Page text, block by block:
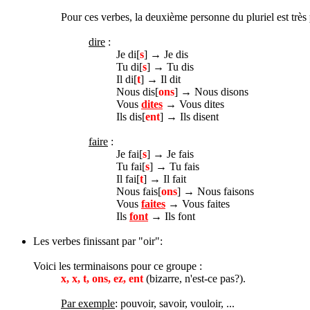
Pour ces verbes, la deuxième personne du pluriel est
dire :
Je di[s] → Je dis
Tu di[s] → Tu dis
Il di[t] → Il dit
Nous dis[ons] → Nous disons
Vous dites → Vous dites
Ils dis[ent] → Ils disent
faire :
Je fai[s] → Je fais
Tu fai[s] → Tu fais
Il fai[t] → Il fait
Nous fais[ons] → Nous faisons
Vous faites → Vous faites
Ils font → Ils font
Les verbes finissant par "oir":
Voici les terminaisons pour ce groupe :
x, x, t, ons, ez, ent (bizarre, n'est-ce pas?).
Par exemple: pouvoir, savoir, vouloir, ...